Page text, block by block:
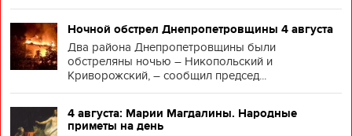
Ночной обстрел Днепропетровщины 4 августа
Два района Днепропетровщины были
обстреляны ночью – Никопольский и
Криворожский, – сообщил председ...
4 августа: Марии Магдалины. Народные
приметы на день